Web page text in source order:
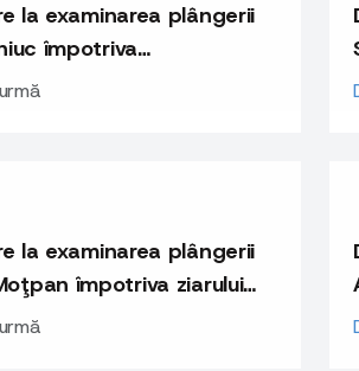
la examinarea plângerii
împotriva
de Gardă"
la examinarea plângerii
împotriva ziarului